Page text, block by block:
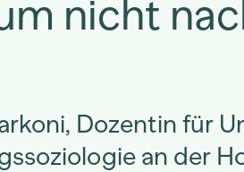
nicht
Dozentin für
an der